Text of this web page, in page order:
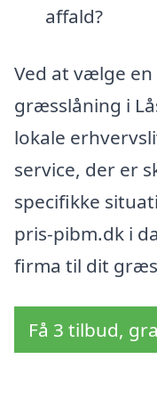
affald?
Ved at vælge
græsslåning i
lokale
service, der er
specifikke
pris-pibm.dk i
firma til dit
Få 3 tilbud,